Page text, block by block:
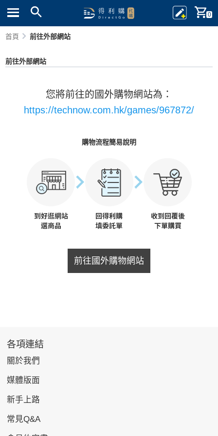
0
首頁 前往外部網站
前往外部網站
您將前往的國外購物網站為：
https://technow.com.hk/games/967872/
購物流程簡易說明
前往國外購物網站
各項連結
關於我們
媒體版面
新手上路
常見Q&A